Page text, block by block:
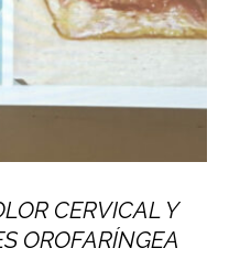
CERVICAL Y
OROFARÍNGEA